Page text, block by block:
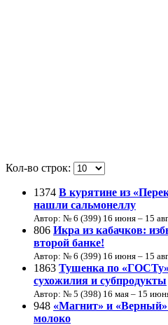
Кол-во строк:
1374 В курятине из
нашли сальмонеллу
Автор: № 6 (399) 16 июня – 15
806 Икра из кабачков:
второй банке!
Автор: № 6 (399) 16 июня – 15
1863 Тушенка по
сухожилия и субпродукты
Автор: № 5 (398) 16 мая – 15
948 «Магнит» и «Верный»
молоко